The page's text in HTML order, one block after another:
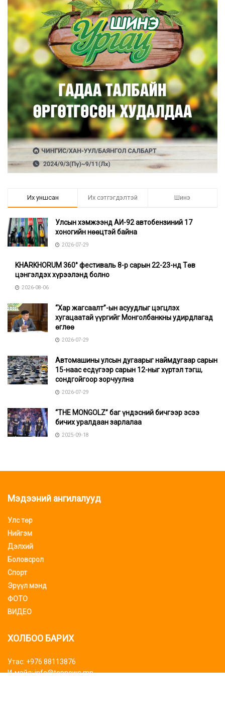
Их уншсан Их сэтгэгдэлтэй Шинэ
Улсын хэмжээнд АИ-92 автобензиний 17
хоногийн нөөцтэй байна
2026-07-29
KHARKHORUM 360° фестиваль 8-р сарын 22-23-нд Төв
цэнгэлдэх хүрээлэнд болно
2026-08-06
“Хар жагсаалт”-ын асуудлыг цэгцлэх
хугацаатай үүргийг Монголбанкны удирдлагад
өглөө
2026-07-29
Автомашины улсын дугаарыг наймдугаар сарын
15-наас есдүгээр сарын 12-ныг хүртэл тэгш,
сондгойгоор зорчуулна
2026-07-29
“THE MONGOLZ” баг үндэсний бичгээр эсээ
бичих уралдаан зарлалаа
2025-09-18
Мэдээний ангилалууд
Улс төр
Нийгэм
Дэлхий
Боловсрол
Спорт
Эрүүл мэнд
ФОТО
ВИДЕО
ХОЛБОО БАРИХ
Утас: +976 88113876
И-мэйл: info@topnews.mn